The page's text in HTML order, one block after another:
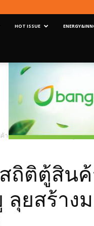
HOT ISSUE
ผ่านท่าสะสม 50 ล้าน ทีอียู ลุยสร้
ถิติตู้สิน
ลุยสร้าง